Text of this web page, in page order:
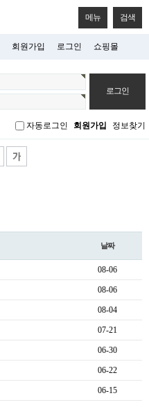
메뉴 검색
회원가입 로그인 쇼핑몰
자동로그인 회원가입 정보찾기
날짜
08-06
08-06
08-04
07-21
06-30
06-22
06-15